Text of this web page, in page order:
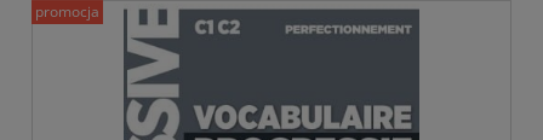
promocja